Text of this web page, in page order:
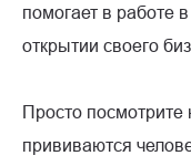
помогает в работе
открытии своего
Просто посмотрите
прививаются